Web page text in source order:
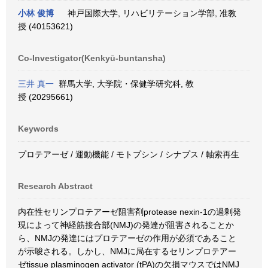
小林 俊博
神戸国際大学, リハビリテーション学部, 准教
授 (40153621)
Co-Investigator(Kenkyū-buntansha)
三井 真一 群馬大学, 大学院・保健学研究科, 教
授 (20295661)
Keywords
プロテアーゼ / 運動機能 / モトプシン / シナプス / 軸索再生
Research Abstract
内在性セリンプロテアーゼ阻害剤protease nexin-1の過剰発
現によって神経筋接合部(NMJ)の発達が阻害されることか
ら、NMJの発達にはプロテアーゼの作用が必須であること
が示唆される。しかし、NMJに局在するセリンプロテアー
ゼtissue plasminogen activator (tPA)の欠損マウスではNMJ